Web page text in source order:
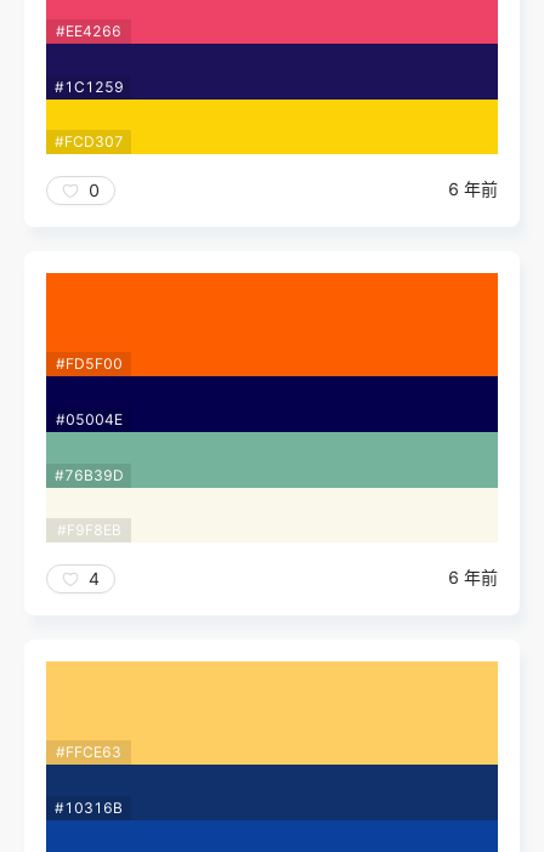
#EE4266
#1C1259
#FCD307
0 6 年前
#FD5F00
#05004E
#76B39D
#F9F8EB
4 6 年前
#FFCE63
#10316B